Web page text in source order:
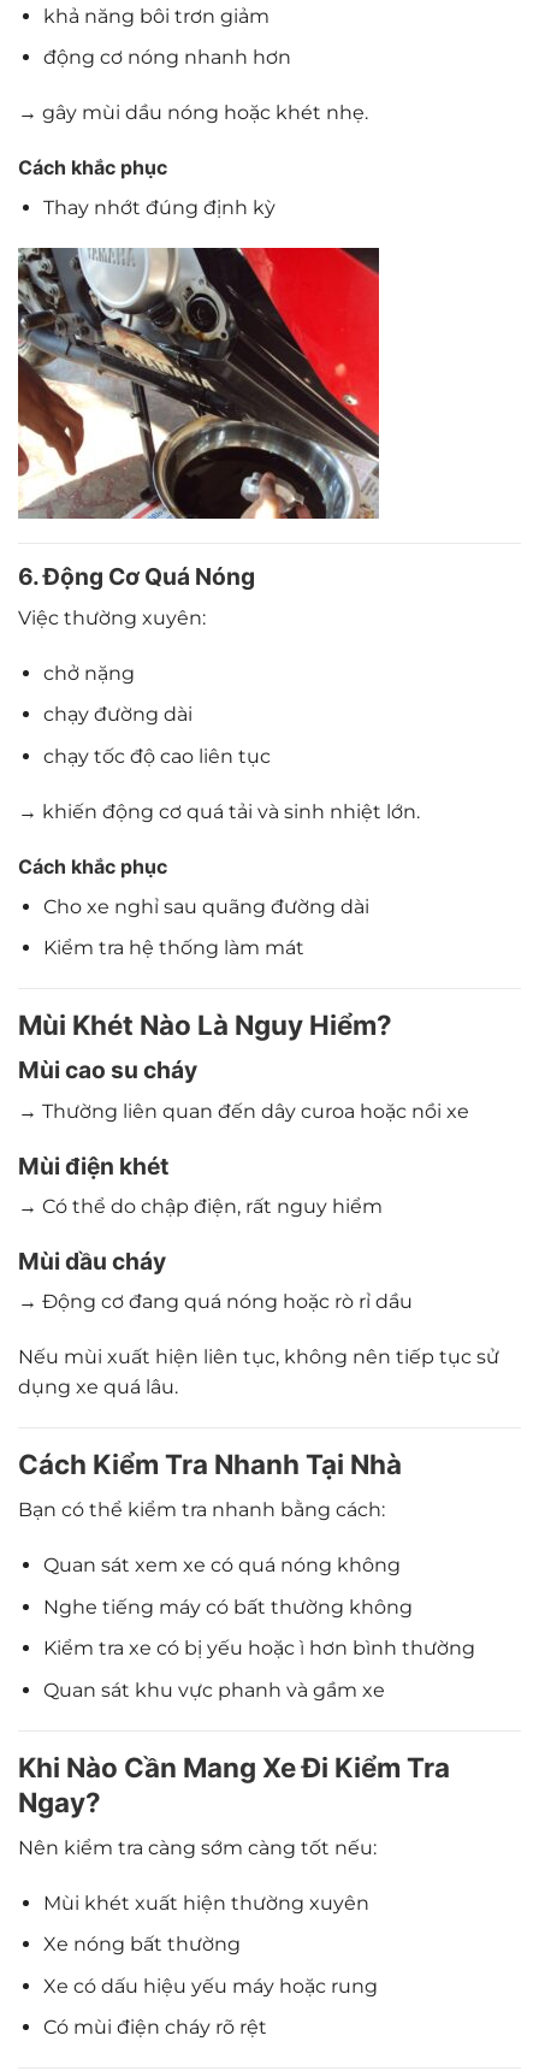
khả năng bôi trơn giảm
động cơ nóng nhanh hơn
→ gây mùi dầu nóng hoặc khét nhẹ.
Cách khắc phục
Thay nhớt đúng định kỳ
6. Động Cơ Quá Nóng
Việc thường xuyên:
chở nặng
chạy đường dài
chạy tốc độ cao liên tục
→ khiến động cơ quá tải và sinh nhiệt lớn.
Cách khắc phục
Cho xe nghỉ sau quãng đường dài
Kiểm tra hệ thống làm mát
Mùi Khét Nào Là Nguy Hiểm?
Mùi cao su cháy
→ Thường liên quan đến dây curoa hoặc nồi xe
Mùi điện khét
→ Có thể do chập điện, rất nguy hiểm
Mùi dầu cháy
→ Động cơ đang quá nóng hoặc rò rỉ dầu
Nếu mùi xuất hiện liên tục, không nên tiếp tục sử
dụng xe quá lâu.
Cách Kiểm Tra Nhanh Tại Nhà
Bạn có thể kiểm tra nhanh bằng cách:
Quan sát xem xe có quá nóng không
Nghe tiếng máy có bất thường không
Kiểm tra xe có bị yếu hoặc ì hơn bình thường
Quan sát khu vực phanh và gầm xe
Khi Nào Cần Mang Xe Đi Kiểm Tra
Ngay?
Nên kiểm tra càng sớm càng tốt nếu:
Mùi khét xuất hiện thường xuyên
Xe nóng bất thường
Xe có dấu hiệu yếu máy hoặc rung
Có mùi điện cháy rõ rệt